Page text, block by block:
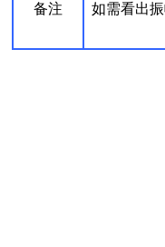
备注
如需看出